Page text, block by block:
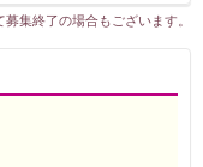
集終了の場合もございます。